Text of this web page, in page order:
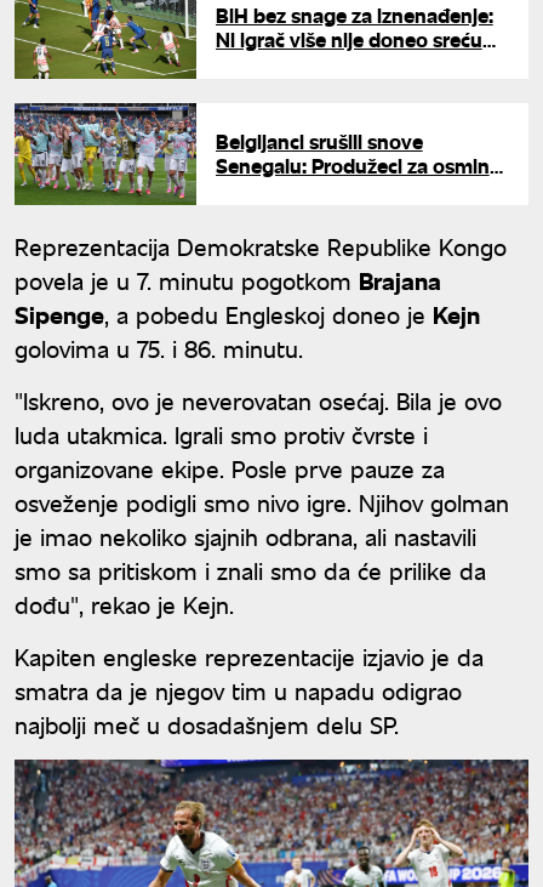
BiH bez snage za iznenađenje:
Ni igrač više nije doneo sreću
Belgijanci srušili snove
Senegalu: Produžeci za osminu
Reprezentacija Demokratske Republike Kongo
povela je u 7. minutu pogotkom Brajana
Sipenge, a pobedu Engleskoj doneo je Kejn
golovima u 75. i 86. minutu.
"Iskreno, ovo je neverovatan osećaj. Bila je ovo
luda utakmica. Igrali smo protiv čvrste i
organizovane ekipe. Posle prve pauze za
osveženje podigli smo nivo igre. Njihov golman
je imao nekoliko sjajnih odbrana, ali nastavili
smo sa pritiskom i znali smo da će prilike da
dođu", rekao je Kejn.
Kapiten engleske reprezentacije izjavio je da
smatra da je njegov tim u napadu odigrao
najbolji meč u dosadašnjem delu SP.